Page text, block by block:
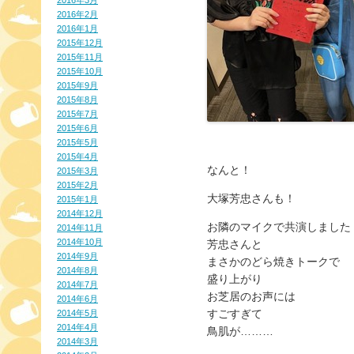
2016年2月
2016年1月
2015年12月
2015年11月
2015年10月
2015年9月
2015年8月
2015年7月
2015年6月
2015年5月
2015年4月
2015年3月
2015年2月
2015年1月
2014年12月
2014年11月
2014年10月
2014年9月
2014年8月
2014年7月
2014年6月
2014年5月
2014年4月
2014年3月
なんと！
大塚芳忠さんも！
お隣のマイクで共演しました
芳忠さんと
まさかのどら焼きトークで
盛り上がり
お芝居のお声には
すごすぎて
鳥肌が………